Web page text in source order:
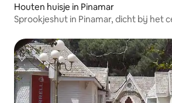
Houten huisje in Pinamar
Sprookjeshut in Pinamar, dicht bij het